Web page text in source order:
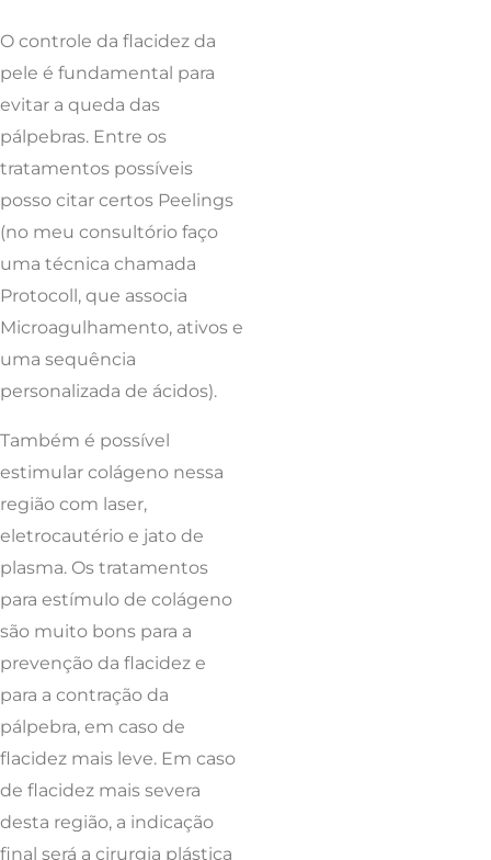
O controle da flacidez da
pele é fundamental para
evitar a queda das
pálpebras. Entre os
tratamentos possíveis
posso citar certos Peelings
(no meu consultório faço
uma técnica chamada
Protocoll, que associa
Microagulhamento, ativos e
uma sequência
personalizada de ácidos).
Também é possível
estimular colágeno nessa
região com laser,
eletrocautério e jato de
plasma. Os tratamentos
para estímulo de colágeno
são muito bons para a
prevenção da flacidez e
para a contração da
pálpebra, em caso de
flacidez mais leve. Em caso
de flacidez mais severa
desta região, a indicação
final será a cirurgia plástica